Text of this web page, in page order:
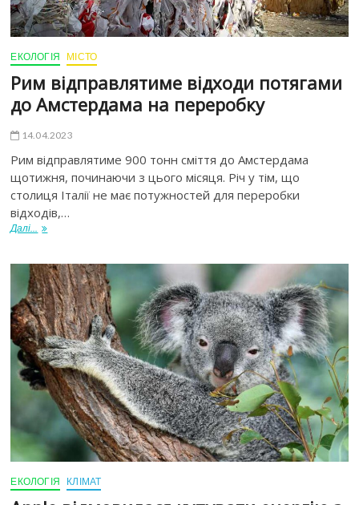
ЕКОЛОГІЯ МІСТО
Рим відправлятиме відходи потягами
до Амстердама на переробку
14.04.2023
Рим відправлятиме 900 тонн сміття до Амстердама
щотижня, починаючи з цього місяця. Річ у тім, що
столиця Італії не має потужностей для переробки
відходів,…
Далі...
ЕКОЛОГІЯ КЛІМАТ